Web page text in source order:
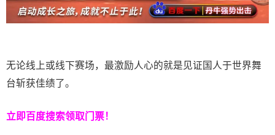
无论线上或线下赛场，最激励人心的就是见证国人于世界舞
台斩获佳绩了。
立即百度搜索领取门票！